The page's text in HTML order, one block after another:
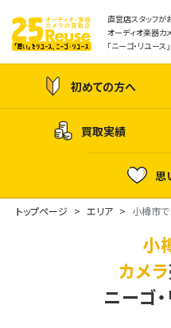
直営店スタッフが
オーディオ楽器カ
「ニーゴ・リユース」
初めての方へ
買取実績
思
トップページ エリア 小樽市で
小
カメラ
ニーゴ